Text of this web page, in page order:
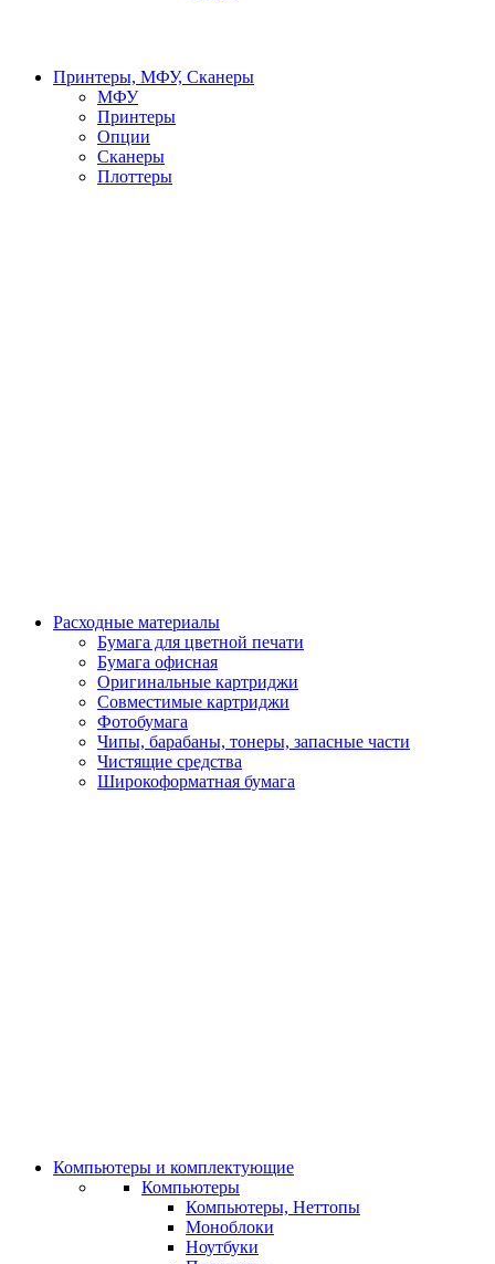
Принтеры, МФУ, Сканеры
МФУ
Принтеры
Опции
Сканеры
Плоттеры
Расходные материалы
Бумага для цветной печати
Бумага офисная
Оригинальные картриджи
Совместимые картриджи
Фотобумага
Чипы, барабаны, тонеры, запасные части
Чистящие средства
Широкоформатная бумага
Компьютеры и комплектующие
Компьютеры
Компьютеры, Неттопы
Моноблоки
Ноутбуки